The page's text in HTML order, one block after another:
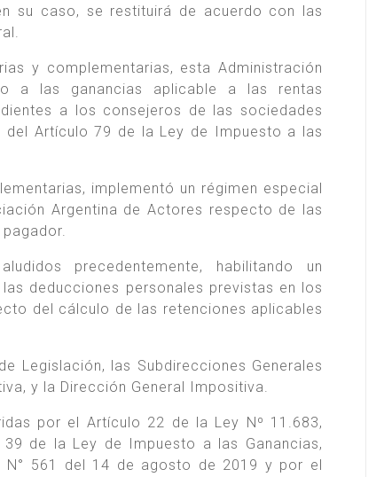
su caso, se restituirá de acuerdo con las
y complementarias, esta Administración
a las ganancias aplicable a las rentas
a los consejeros de las sociedades
Artículo 79 de la Ley de Impuesto a las
implementó un régimen especial
Argentina de Actores respecto de las
precedentemente, habilitando un
deducciones personales previstas en los
del cálculo de las retenciones aplicables
Legislación, las Subdirecciones Generales
y la Dirección General Impositiva.
por el Artículo 22 de la Ley Nº 11.683,
de la Ley de Impuesto a las Ganancias,
561 del 14 de agosto de 2019 y por el